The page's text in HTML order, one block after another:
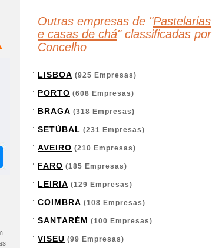
Outras empresas de "Pastelarias
e casas de chá" classificadas por
Concelho
LISBOA (925 Empresas)
PORTO (608 Empresas)
BRAGA (318 Empresas)
SETÚBAL (231 Empresas)
AVEIRO (210 Empresas)
FARO (185 Empresas)
LEIRIA (129 Empresas)
COIMBRA (108 Empresas)
SANTARÉM (100 Empresas)
VISEU (99 Empresas)